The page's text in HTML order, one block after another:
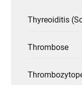
Thyreoiditis
Thrombose